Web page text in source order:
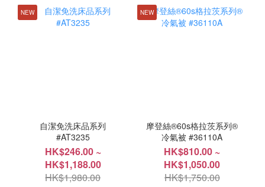
NEW
自潔免洗床品系列
#AT3235
HK$246.00 ~
HK$1,188.00
HK$1,980.00
NEW
摩登絲®60s格拉茨系列®
冷氣被 #36110A
HK$810.00 ~
HK$1,050.00
HK$1,750.00